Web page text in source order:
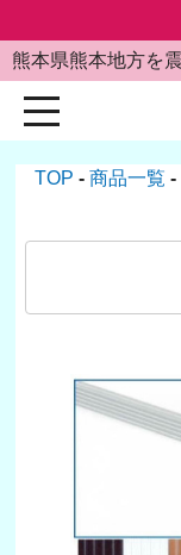
熊本県熊本地方を
TOP 商品一覧